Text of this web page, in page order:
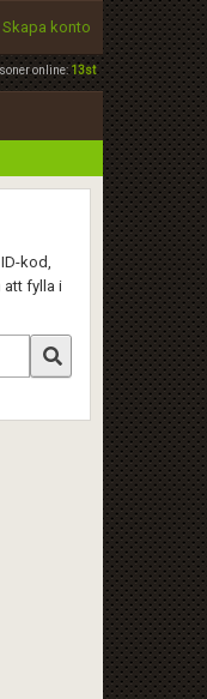
online:13st
Skapa konto
kod,
att fylla i